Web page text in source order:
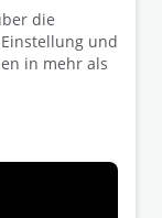
die
und
in mehr als